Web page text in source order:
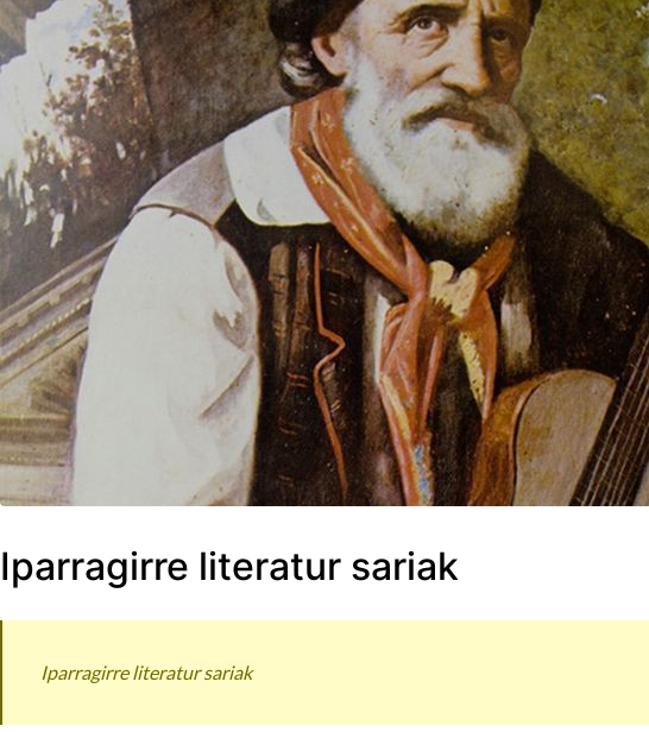
Iparragirre literatur sariak
Iparragirre literatur sariak